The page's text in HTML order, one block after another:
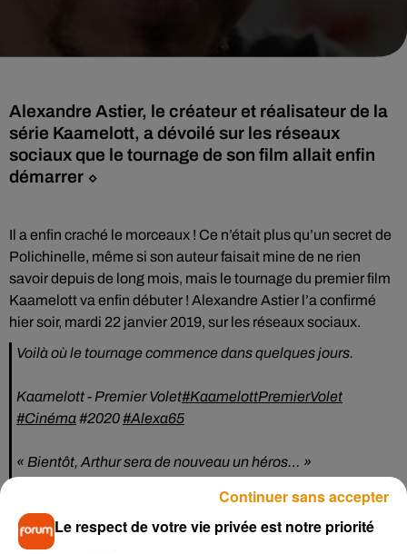
Alexandre Astier, le créateur et réalisateur de la
série Kaamelott, a dévoilé sur les réseaux
sociaux que le tournage de son film allait enfin
démarrer ⬦
Il a enfin craché le morceaux ! Ce n’était plus qu’un secret de
Polichinelle, même si son auteur faisait mine de ne rien
savoir depuis de long mois, mais le tournage du premier film
Kaamelott va enfin débuter ! Alexandre Astier l’a confirmé
hier soir, mardi 22 janvier 2019, sur les réseaux sociaux.
Voilà où le tournage commence dans quelques jours.
Kaamelott - Premier Volet#KaamelottPremierVolet
#Cinéma#2020#Alexa65
« Bientôt, Arthur sera de nouveau un héros… »
— Alexandre Astier (@sgtpembry)
Mieux encore, cette date : l’année 2020 ! Quant au hashtag
Le respect de votre vie privée est notre priorité
Continuer sans accepter